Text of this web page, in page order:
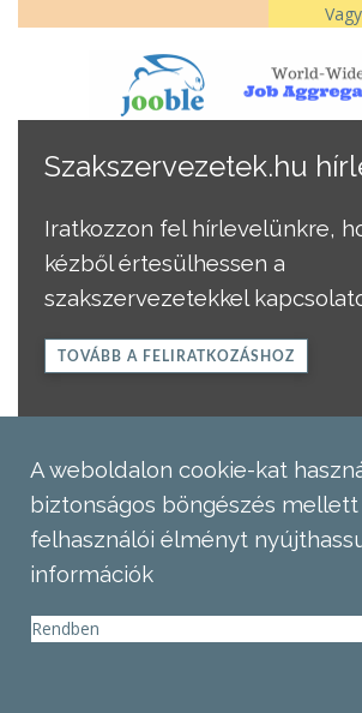
Szakszervezetek.hu
Iratkozzon fel hírlevelünkre,
kézből értesülhessen a
szakszervezetekkel
TOVÁBB A FELIRATKOZÁSHOZ
A weboldalon cookie-kat
biztonságos böngészés
felhasználói élményt
információk
Rendben